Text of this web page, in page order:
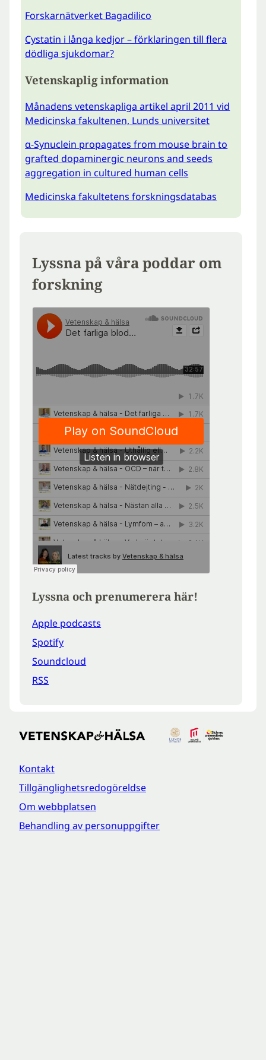
Forskarnätverket Bagadilico
Cystatin i långa kedjor – förklaringen till flera
dödliga sjukdomar?
Vetenskaplig information
Månadens vetenskapliga artikel april 2011 vid
Medicinska fakultenen, Lunds universitet
α-Synuclein propagates from mouse brain to
grafted dopaminergic neurons and seeds
aggregation in cultured human cells
Medicinska fakultetens forskningsdatabas
Lyssna på våra poddar om
forskning
Lyssna och prenumerera här!
Apple podcasts
Spotify
Soundcloud
RSS
Kontakt
Tillgänglighetsredogöreldse
Om webbplatsen
Behandling av personuppgifter